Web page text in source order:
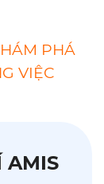
PHÁ
VIỆC
AMIS